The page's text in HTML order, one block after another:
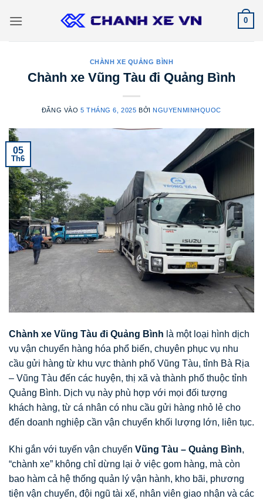
qua
0
CHÀNH XE QUẢNG BÌNH
Chành xe Vũng Tàu đi Quảng Bình
ĐĂNG VÀO 5 THÁNG 6, 2025 BỞINGUYENMINHQUOC
05
Th6
Chành xe Vũng Tàu đi Quảng Bình là một loại hình dịch
vụ vận chuyển hàng hóa phổ biến, chuyên phục vụ nhu
cầu gửi hàng từ khu vực thành phố Vũng Tàu, tỉnh Bà Rịa
– Vũng Tàu đến các huyện, thị xã và thành phố thuộc tỉnh
Quảng Bình. Dịch vụ này phù hợp với mọi đối tượng
khách hàng, từ cá nhân có nhu cầu gửi hàng nhỏ lẻ cho
đến doanh nghiệp cần vận chuyển khối lượng lớn, liên tục.
Khi gắn với tuyến vận chuyển Vũng Tàu – Quảng Bình,
“chành xe” không chỉ dừng lại ở việc gom hàng, mà còn
bao hàm cả hệ thống quản lý vận hành, kho bãi, phương
tiện vận chuyển, đội ngũ tài xế, nhân viên giao nhận và các